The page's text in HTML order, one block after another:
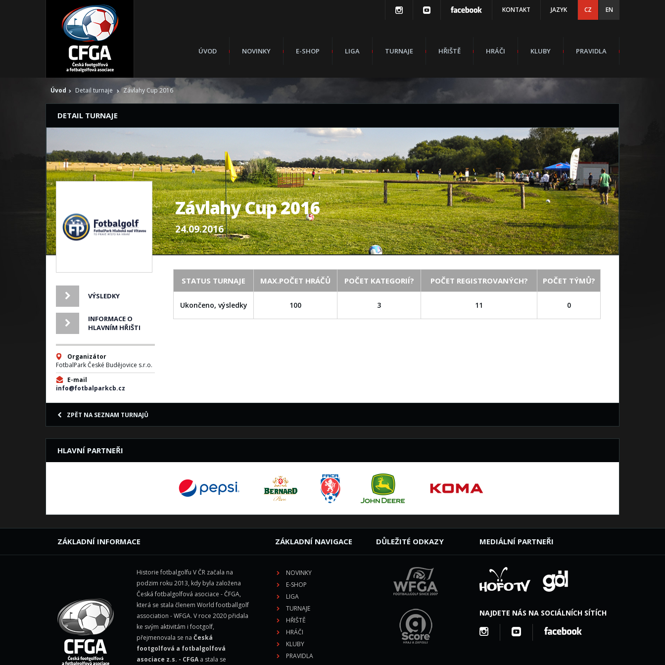
KONTAKT JAZYK CZ EN
ÚVOD NOVINKY E-SHOP LIGA TURNAJE HŘIŠTĚ HRÁČI KLUBY PRAVIDLA
Úvod Detail turnaje Závlahy Cup 2016
DETAIL TURNAJE
Závlahy Cup 2016
24.09.2016
VÝSLEDKY
INFORMACE O
HLAVNÍM HŘIŠTI
Organizátor
FotbalPark České Budějovice s.r.o.
E-mail
info@fotbalparkcb.cz
STATUS TURNAJE MAX.POČET HRÁČŮ POČET KATEGORIÍ? POČET REGISTROVANÝCH? POČET TÝMŮ?
Ukončeno, výsledky 100 3 11 0
ZPĚT NA SEZNAM TURNAJŮ
HLAVNÍ PARTNEŘI
ZÁKLADNÍ INFORMACE
Historie fotbalgolfu V ČR začala na
podzim roku 2013, kdy byla založena
Česká fotbalgolfová asociace - ČFGA,
která se stala členem World footballgolf
association - WFGA. V roce 2020 přidala
ke svým aktivitám i footgolf,
přejmenovala se na Česká
footgolfová a fotbalgolfová
asociace z.s. - CFGA a stala se
ZÁKLADNÍ NAVIGACE
NOVINKY
E-SHOP
LIGA
TURNAJE
HŘIŠTĚ
HRÁČI
KLUBY
PRAVIDLA
DŮLEŽITÉ ODKAZY MEDIÁLNÍ PARTNEŘI
NAJDETE NÁS NA SOCIÁLNÍCH SÍTÍCH